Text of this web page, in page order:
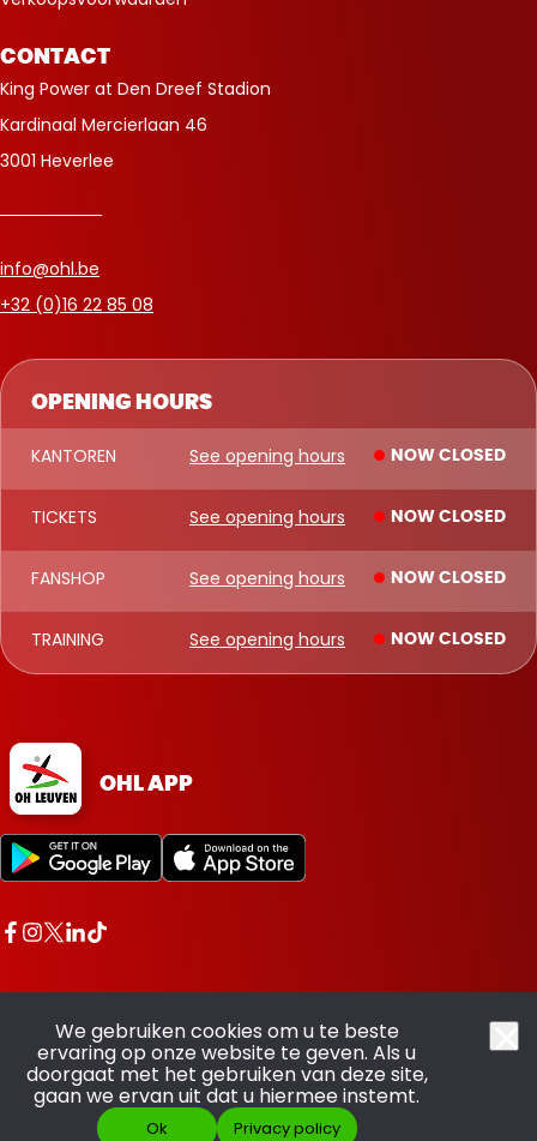
OPENING HOURS
KANTOREN See opening hours NOW CLOSED
TICKETS See opening hours NOW CLOSED
FANSHOP See opening hours NOW CLOSED
TRAINING See opening hours NOW CLOSED
CONTACT
King Power at Den Dreef Stadion
Kardinaal Mercierlaan 46
3001 Heverlee
info@ohl.be
+32 (0)16 22 85 08
OHL APP
All rights reserved OHL - © 2026
Made with pride by
We gebruiken cookies om u te beste
ervaring op onze website te geven. Als u
doorgaat met het gebruiken van deze site,
gaan we ervan uit dat u hiermee instemt.
Ok Privacy policy